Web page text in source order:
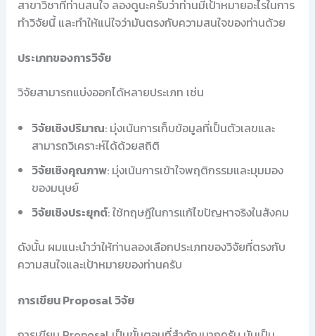
สาขาวิชาที่ท่านสนใจ ลองดูนะครับว่าท่านมีเป้าหมายอะไรในการ
ทำวิจัยนี้ และทำให้แน่ใจว่ามันตรงกับความสนใจของท่านด้วย
ประเภทของการวิจัย
วิจัยสามารถแบ่งออกได้หลายประเภท เช่น
วิจัยเชิงปริมาณ: มุ่งเน้นการเก็บข้อมูลที่เป็นตัวเลขและ
สามารถวิเคราะห์ได้ด้วยสถิติ
วิจัยเชิงคุณภาพ: มุ่งเน้นการเข้าใจพฤติกรรมและมุมมอง
ของมนุษย์
วิจัยเชิงประยุกต์: ใช้ทฤษฎีในการแก้ไขปัญหาจริงในสังคม
ดังนั้น ผมแนะนำว่าให้ท่านลองเลือกประเภทของวิจัยที่ตรงกับ
ความสนใจและเป้าหมายของท่านครับ
การเขียน Proposal วิจัย